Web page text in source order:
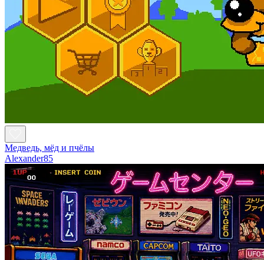
Медведь, мёд и пчёлы
Alexander85